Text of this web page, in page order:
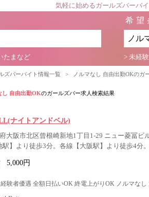
気軽に始めるガールズバーバ
たまなど
希望
> 未経
ズバーバイト情報一覧 > ノルマなし 自由出勤OKのガ
し 自由出勤OKのガールズバー求人検索結果
ナイトアンドベル)
大阪市北区曾根崎新地1丁目1-29 ニュー菱冨ビ
】より徒歩3分。各線【大阪駅】より徒歩4分。
5,000円
験者優遇 全額日払いOK 終電上がりOK ノルマな